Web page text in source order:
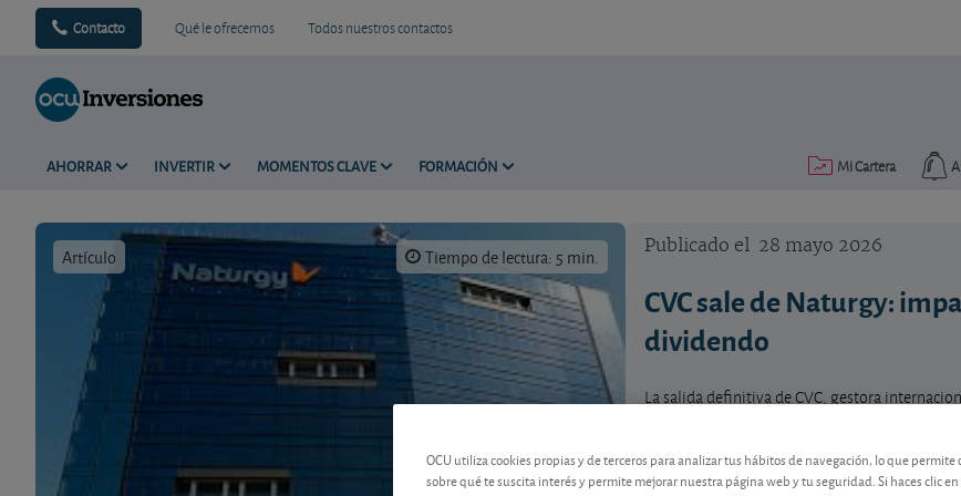
Contacto Qué le ofrecemos Todos nuestros contactos
AHORRAR INVERTIR MOMENTOS CLAVE FORMACIÓN Mi Cartera
Artículo Tiempo de lectura: 5 min. Publicado el 28 mayo 2026
CVC sale de Naturgy:
dividendo
La salida definitiva de CVC, gestora
Naturgy, cierra una etapa importante en el
energética ni supone entrada de dinero
las incertidumbres que pesaban sobre la
OCU utiliza cookies propias y de terceros para analizar tus hábitos de navegación, lo que
sobre qué te suscita interés y permite mejorar nuestra página web y tu seguridad. Si haces clic